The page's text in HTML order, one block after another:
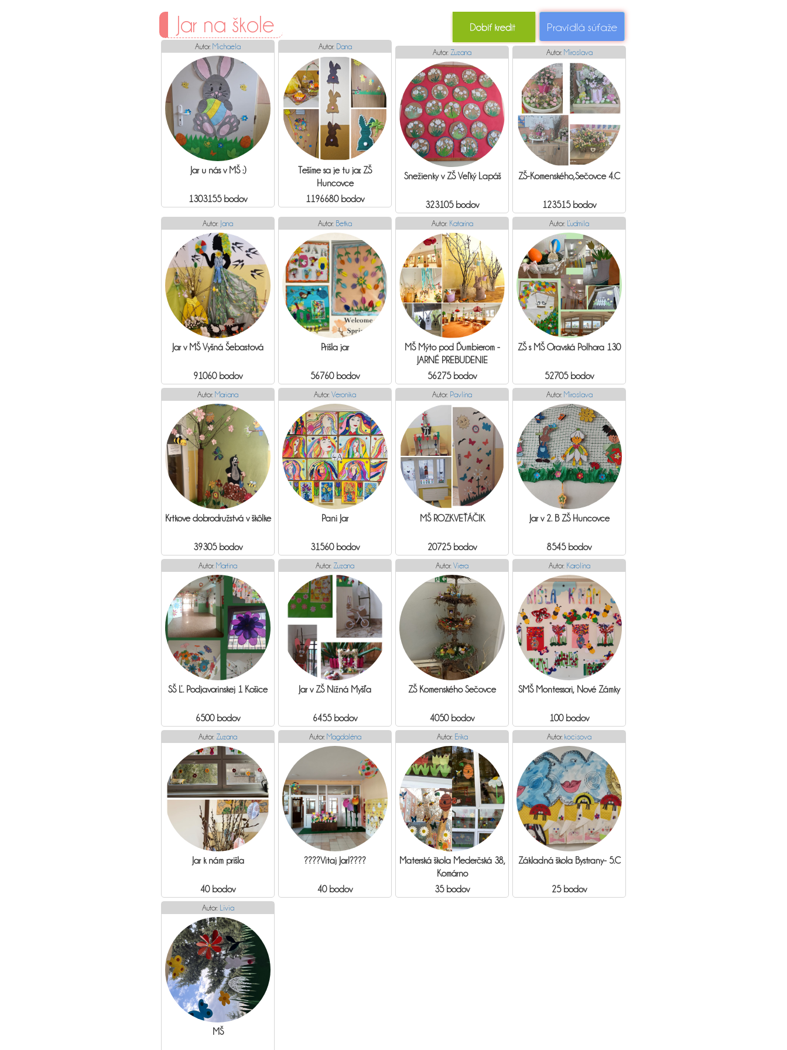
Pravidlá súťaže
Jar na škole
Autor: Michaela
Jar u nás v MŠ :)
1303155 bodov
Autor: Dana
Tešíme sa je tu jar. ZŠ
Huncovce
1196680 bodov
Autor: Zuzana
Snežienky v ZŠ Veľký Lapáš
323105 bodov
Autor: Miroslava
ZŠ-Komenského,Sečovce 4.C
123515 bodov
Autor: Jana
Jar v MŠ Vyšná Šebastová
91060 bodov
Autor: Betka
Prišla jar
56760 bodov
Autor: Katarína
MŠ Mýto pod Ďumbierom -
JARNÉ PREBUDENIE
56275 bodov
Autor: Ľudmila
ZŠ s MŠ Oravská Polhora 130
52705 bodov
Autor: Mariana
Krtkove dobrodružstvá v škôlke
39305 bodov
Autor: Veronika
Pani Jar
31560 bodov
Autor: Pavlína
MŠ ROZKVEŤÁČIK
20725 bodov
Autor: Miroslava
Jar v 2. B ZŠ Huncovce
8545 bodov
Autor: Martina
SŠ Ľ. Podjavorinskej 1 Košice
6500 bodov
Autor: Zuzana
Jar v ZŠ Nižná Myšľa
6455 bodov
Autor: Viera
ZŠ Komenského Sečovce
4050 bodov
Autor: Karolína
SMŠ Montessori, Nové Zámky
100 bodov
Autor: Zuzana
Jar k nám prišla
40 bodov
Autor: Magdaléna
????Vitaj Jar!????
40 bodov
Autor: Erika
Materská škola Mederčská 38,
Komárno
35 bodov
Autor: kocisova
Základná škola Bystrany- 5.C
25 bodov
Autor: Lívia
MŠ